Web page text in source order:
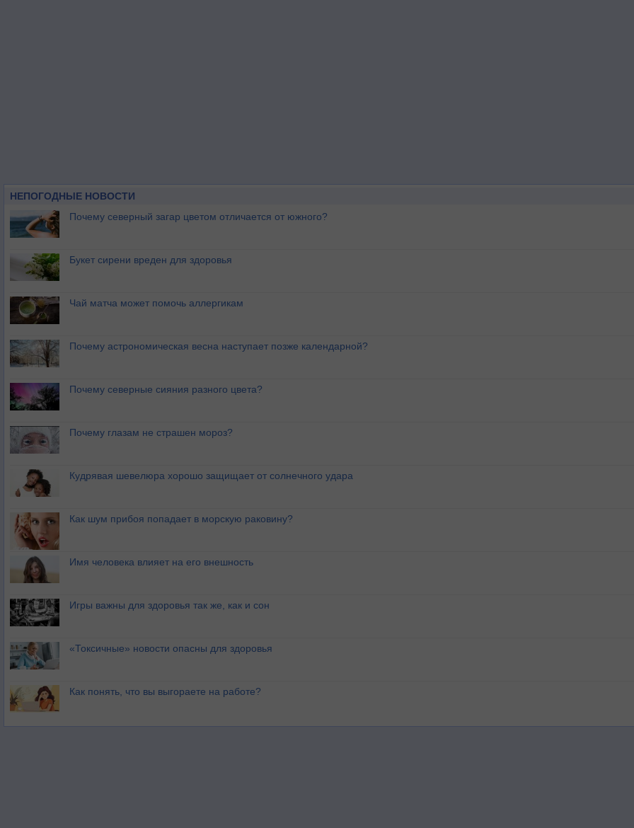
НЕПОГОДНЫЕ НОВОСТИ
Почему северный загар цветом отличается от южного?
Букет сирени вреден для здоровья
Чай матча может помочь аллергикам
Почему астрономическая весна наступает позже календарной?
Почему северные сияния разного цвета?
Почему глазам не страшен мороз?
Кудрявая шевелюра хорошо защищает от солнечного удара
Как шум прибоя попадает в морскую раковину?
Имя человека влияет на его внешность
Игры важны для здоровья так же, как и сон
«Токсичные» новости опасны для здоровья
Как понять, что вы выгораете на работе?